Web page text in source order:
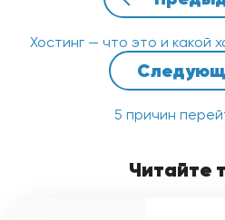
Хостинг — что это и какой
5 причин
Читайте